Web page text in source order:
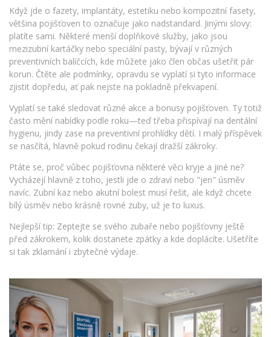
Když jde o fazety, implantáty, estetiku nebo kompozitní fasety,
většina pojišťoven to označuje jako nadstandard. Jinými slovy:
platíte sami. Některé menší doplňkové služby, jako jsou
mezizubní kartáčky nebo speciální pasty, bývají v různých
preventivních balíčcích, kde můžete jako člen občas ušetřit pár
korun. Čtěte ale podmínky, opravdu se vyplatí si tyto informace
zjistit dopředu, ať pak nejste na pokladně překvapení.
Vyplatí se také sledovat různé akce a bonusy pojišťoven. Ty totiž
často mění nabídky podle roku—teď třeba přispívají na dentální
hygienu, jindy zase na preventivní prohlídky dětí. I malý příspěvek
se nasčítá, hlavně pokud rodinu čekají dražší zákroky.
Ptáte se, proč vůbec pojišťovna některé věci kryje a jiné ne?
Vycházejí hlavně z toho, jestli jde o zdraví nebo "jen" úsměv
navíc. Zubní kaz nebo akutní bolest musí řešit, ale když chcete
bílý úsměv nebo krásně rovné zuby, už je to luxus.
Nejlepší tip: Zeptejte se svého zubaře nebo pojišťovny ještě
před zákrokem, kolik dostanete zpátky a kde doplácíte. Ušetříte
si tak zklamání i zbytečné výdaje.